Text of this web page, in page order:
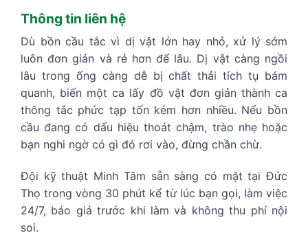
Thông tin liên hệ
Dù bồn cầu tắc vì dị vật lớn hay nhỏ, xử lý sớm
luôn đơn giản và rẻ hơn để lâu. Dị vật càng ngồi
lâu trong ống càng dễ bị chất thải tích tụ bám
quanh, biến một ca lấy đồ vật đơn giản thành ca
thông tắc phức tạp tốn kém hơn nhiều. Nếu bồn
cầu đang có dấu hiệu thoát chậm, trào nhẹ hoặc
bạn nghi ngờ có gì đó rơi vào, đừng chần chừ.
Đội kỹ thuật Minh Tâm sẵn sàng có mặt tại Đức
Thọ trong vòng 30 phút kể từ lúc bạn gọi, làm việc
24/7, báo giá trước khi làm và không thu phí nội
soi.